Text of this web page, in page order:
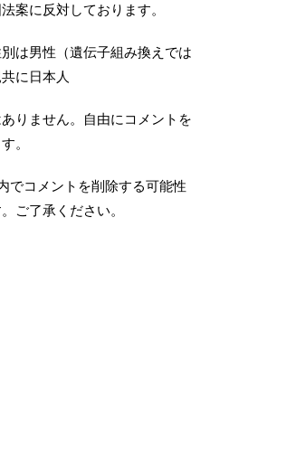
案に反対しております。
は男性（遺伝子組み換えでは
に日本人
りません。自由にコメントを
。
でコメントを削除する可能性
ご了承ください。